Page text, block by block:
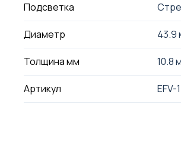
Подсветка
Диаметр 43.9
Толщина мм 10.8
Артикул EFV-